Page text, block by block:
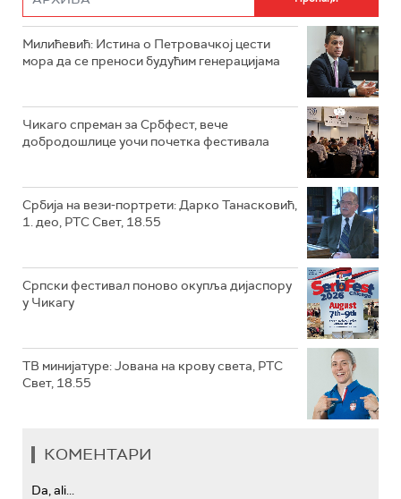
Милићевић: Истина о Петровачкој цести
мора да се преноси будућим генерацијама
Чикаго спреман за Србфест, вече
добродошлице уочи почетка фестивала
Србија на вези-портрети: Дарко Танасковић,
1. део, РТС Свет, 18.55
Српски фестивал поново окупља дијаспору
у Чикагу
ТВ минијатуре: Јована на крову света, РТС
Свет, 18.55
КОМЕНТАРИ
Da, ali...